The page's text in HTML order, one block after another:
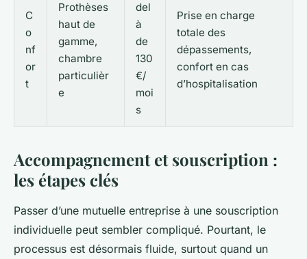
C
o
nf
or
t
Prothèses
haut de
gamme,
chambre
particulièr
e
del
à
de
130
€/
moi
s
Prise en charge
totale des
dépassements,
confort en cas
d’hospitalisation
Accompagnement et souscription :
les étapes clés
Passer d’une mutuelle entreprise à une souscription
individuelle peut sembler compliqué. Pourtant, le
processus est désormais fluide, surtout quand un